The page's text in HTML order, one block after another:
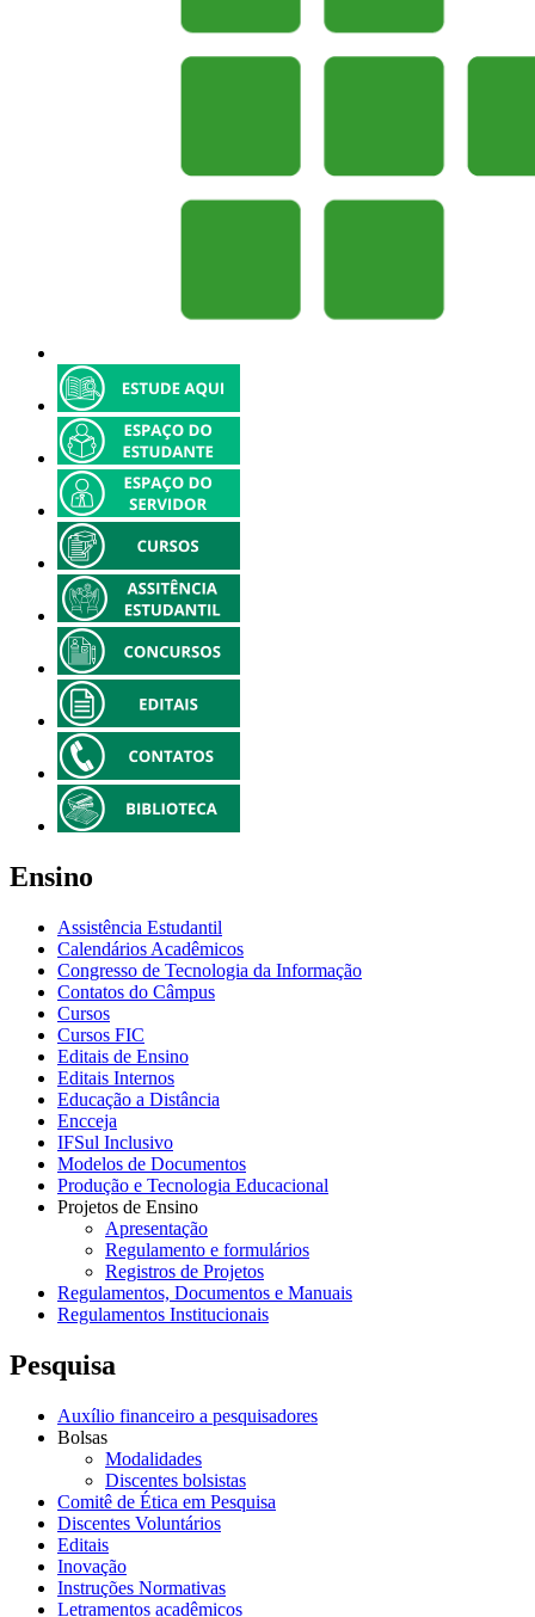
Ensino
Assistência Estudantil
Calendários Acadêmicos
Congresso de Tecnologia da Informação
Contatos do Câmpus
Cursos
Cursos FIC
Editais de Ensino
Editais Internos
Educação a Distância
Encceja
IFSul Inclusivo
Modelos de Documentos
Produção e Tecnologia Educacional
Projetos de Ensino
Apresentação
Regulamento e formulários
Registros de Projetos
Regulamentos, Documentos e Manuais
Regulamentos Institucionais
Pesquisa
Auxílio financeiro a pesquisadores
Bolsas
Modalidades
Discentes bolsistas
Comitê de Ética em Pesquisa
Discentes Voluntários
Editais
Inovação
Instruções Normativas
Letramentos acadêmicos